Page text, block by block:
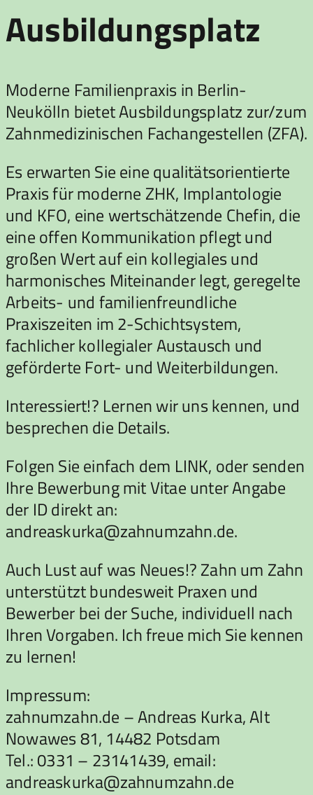
Ausbildungsplatz
Moderne Familienpraxis in Berlin-
Neukölln bietet Ausbildungsplatz zur/zum
Zahnmedizinischen Fachangestellen (ZFA).
Es erwarten Sie eine qualitätsorientierte
Praxis für moderne ZHK, Implantologie
und KFO, eine wertschätzende Chefin, die
eine offen Kommunikation pflegt und
großen Wert auf ein kollegiales und
harmonisches Miteinander legt, geregelte
Arbeits- und familienfreundliche
Praxiszeiten im 2-Schichtsystem,
fachlicher kollegialer Austausch und
geförderte Fort- und Weiterbildungen.
Interessiert!? Lernen wir uns kennen, und
besprechen die Details.
Folgen Sie einfach dem LINK, oder senden
Ihre Bewerbung mit Vitae unter Angabe
der ID direkt an:
andreaskurka@zahnumzahn.de.
Auch Lust auf was Neues!? Zahn um Zahn
unterstützt bundesweit Praxen und
Bewerber bei der Suche, individuell nach
Ihren Vorgaben. Ich freue mich Sie kennen
zu lernen!
Impressum:
zahnumzahn.de – Andreas Kurka, Alt
Nowawes 81, 14482 Potsdam
Tel.: 0331 – 23141439, email:
andreaskurka@zahnumzahn.de